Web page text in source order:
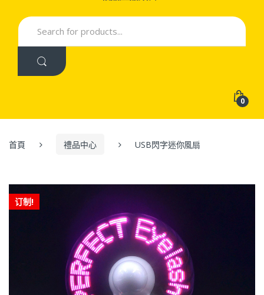
Search
for:
0
首頁 禮品中心 USB閃字迷你風扇
订制!